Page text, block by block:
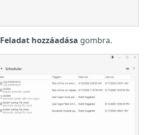
Feladat hozzáadása gombra.